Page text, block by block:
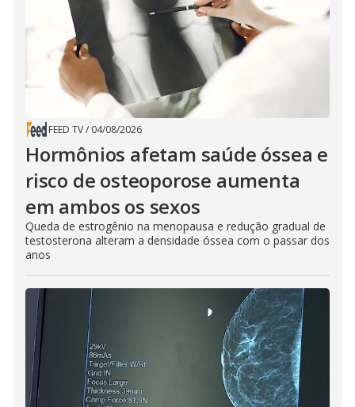
FEED TV/ 04/08/2026
Hormônios afetam saúde óssea e
risco de osteoporose aumenta
em ambos os sexos
Queda de estrogênio na menopausa e redução gradual de
testosterona alteram a densidade óssea com o passar dos
anos